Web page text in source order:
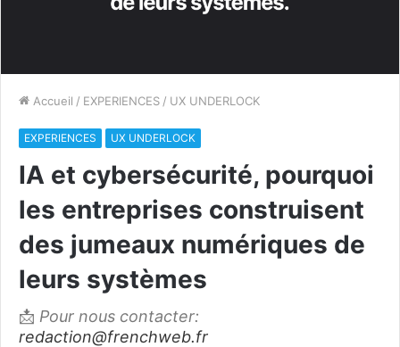
Accueil / EXPERIENCES / UX UNDERLOCK
EXPERIENCES UX UNDERLOCK
IA et cybersécurité, pourquoi
les entreprises construisent
des jumeaux numériques de
leurs systèmes
📩 Pour nous contacter:
redaction@frenchweb.fr